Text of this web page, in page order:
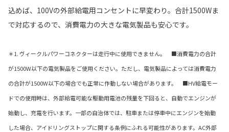
込めば、100Vの外部給電用コンセントに早変わり。合計1500Wま
で対応するので、消費電力の大きな電気製品も安心です。
＊1. ヴィークルパワーコネクターは走行中に使用できません。 ■消費電力の合計
が1500W以下の電気製品をご使用ください。ただし、電気製品によっては消費電力
の合計が1500W以下の場合でも正常に作動しない場合があります。 ■HV給電モー
ドでの使用時は、外部給電可能な駆動用電池の残量を下回ると、自動でエンジンが
始動し、充電を行います。一部の自治体では、駐車または停車中にエンジンを始動
した場合、アイドリングストップに関する条例にふれる可能性があります。AC外部